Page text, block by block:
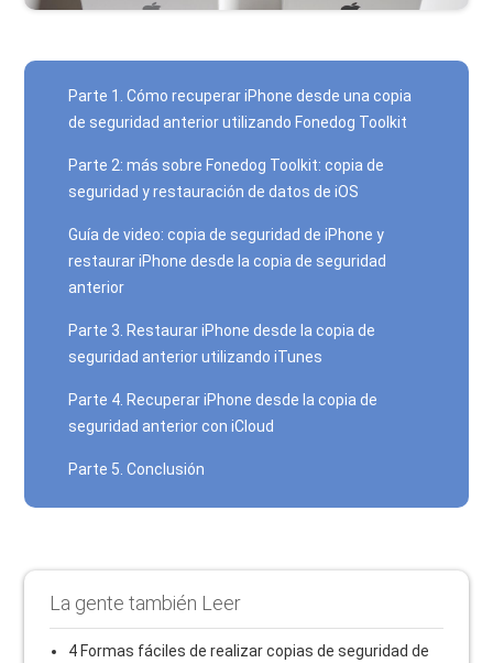
Parte 1. Cómo recuperar iPhone desde una copia
de seguridad anterior utilizando Fonedog Toolkit
Parte 2: más sobre Fonedog Toolkit: copia de
seguridad y restauración de datos de iOS
Guía de video: copia de seguridad de iPhone y
restaurar iPhone desde la copia de seguridad
anterior
Parte 3. Restaurar iPhone desde la copia de
seguridad anterior utilizando iTunes
Parte 4. Recuperar iPhone desde la copia de
seguridad anterior con iCloud
Parte 5. Conclusión
La gente también Leer
4 Formas fáciles de realizar copias de seguridad de